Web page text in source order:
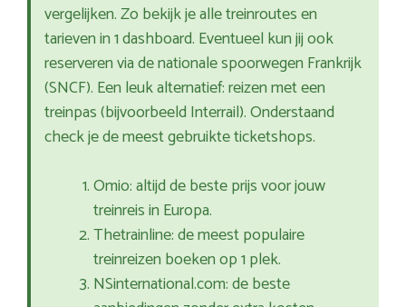
vergelijken. Zo bekijk je alle treinroutes en
tarieven in 1 dashboard. Eventueel kun jij ook
reserveren via de nationale spoorwegen Frankrijk
(SNCF). Een leuk alternatief: reizen met een
treinpas (bijvoorbeeld Interrail). Onderstaand
check je de meest gebruikte ticketshops.
Omio: altijd de beste prijs voor jouw
treinreis in Europa.
Thetrainline: de meest populaire
treinreizen boeken op 1 plek.
NSinternational.com: de beste